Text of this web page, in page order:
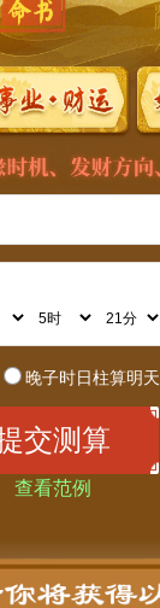
晚子时日柱算明天
查看范例